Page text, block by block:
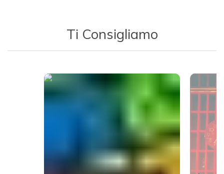
Ti Consigliamo
Media Carousel - Carousel with product photos. Use the